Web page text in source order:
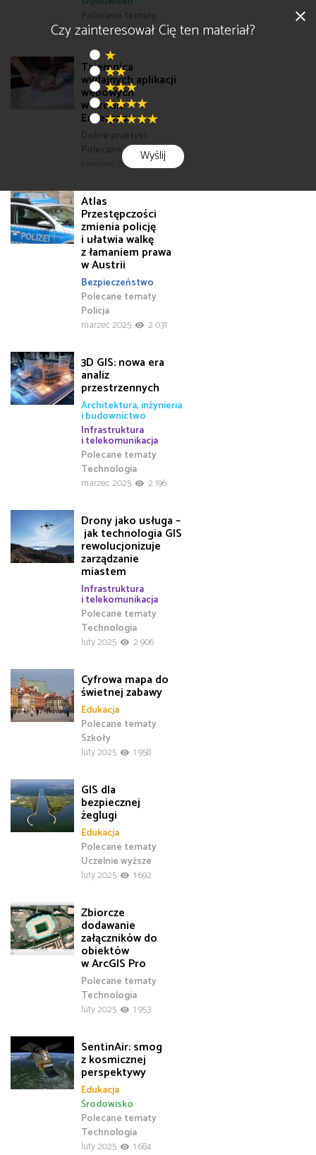
Czy zainteresował Cię ten materiał?
close
Wyślij
kwiecień 2025
1 500
Tajemnica
wydajnych aplikacji
webowych
w ArcGIS
Enterprise
Polecane tematy
kwiecień 2025
2 221
Atlas
Przestępczości
zmienia policję
i ułatwia walkę
z łamaniem prawa
w Austrii
Bezpieczeństwo
Polecane tematy
Policja
marzec 2025
2 031
3D GIS: nowa era
analiz
przestrzennych
Architektura, inżynieria
i budownictwo
Infrastruktura
i telekomunikacja
Polecane tematy
Technologia
marzec 2025
2 196
Drony jako usługa –
jak technologia GIS
rewolucjonizuje
zarządzanie
miastem
Infrastruktura
i telekomunikacja
Polecane tematy
Technologia
luty 2025
2 906
Cyfrowa mapa do
świetnej zabawy
Edukacja
Polecane tematy
Szkoły
luty 2025
1 958
GIS dla
bezpiecznej
żeglugi
Edukacja
Polecane tematy
Uczelnie wyższe
luty 2025
1 692
Zbiorcze
dodawanie
załączników do
obiektów
w ArcGIS Pro
Polecane tematy
Technologia
luty 2025
1 953
SentinAir: smog
z kosmicznej
perspektywy
Edukacja
Polecane tematy
Środowisko
Technologia
luty 2025
1 684